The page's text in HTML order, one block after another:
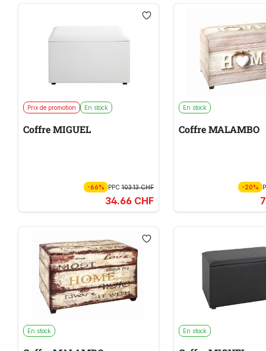
Prix de promotion En stock
Coffre MIGUEL
-66% PPC103.13 CHF
34.66 CHF
En stock
Coffre MALAMBO
-20%
En stock En stock